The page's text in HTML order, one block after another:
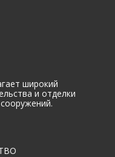
широкий
и отделки